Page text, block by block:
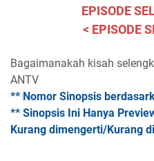
EPISODE
< EPISODE
Bagaimanakah kisah
ANTV
** Nomor Sinopsis
** Sinopsis Ini Hanya
Kurang dimengerti/Kurang